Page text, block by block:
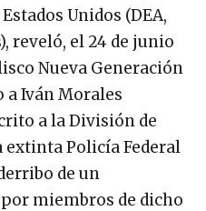
Unidos (DEA,
reveló, el 24 de junio
Nueva Generación
a Iván Morales
a la División de
Policía Federal
de un
miembros de dicho